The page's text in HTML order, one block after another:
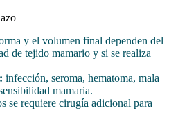
y el volumen final dependen del
de tejido mamario y si se realiza
infección, seroma, hematoma, mala
mamaria.
se requiere cirugía adicional para